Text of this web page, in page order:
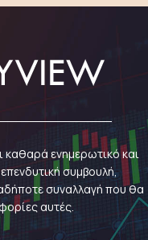
καθαρά ενημερωτικό και
συμβουλή,
συναλλαγή που θα
αυτές.